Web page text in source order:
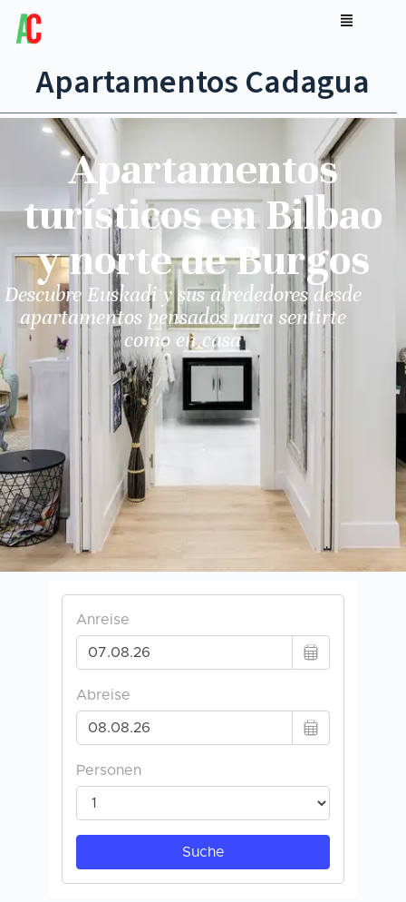
Apartamentos Cadagua
Apartamentos
turísticos en Bilbao
y norte de Burgos
Descubre Euskadi y sus alrededores desde
apartamentos pensados para sentirte
como en casa